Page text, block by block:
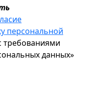
персональной
требованиями
данных»